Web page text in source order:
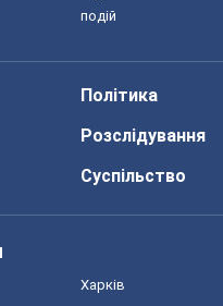
подій
Політика
Розслідування
Суспільство
Харків